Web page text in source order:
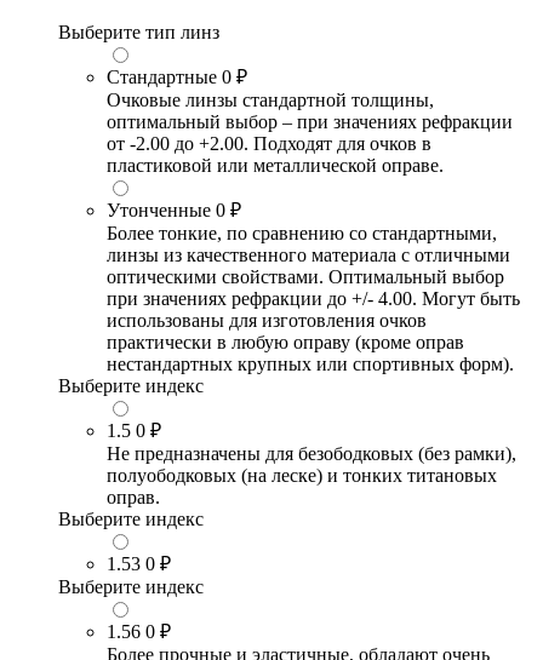
Выберите тип линз
Стандартные 0 ₽
Очковые линзы стандартной толщины,
оптимальный выбор – при значениях рефракции
от -2.00 до +2.00. Подходят для очков в
пластиковой или металлической оправе.
Утонченные 0 ₽
Более тонкие, по сравнению со стандартными,
линзы из качественного материала с отличными
оптическими свойствами. Оптимальный выбор
при значениях рефракции до +/- 4.00. Могут быть
использованы для изготовления очков
практически в любую оправу (кроме оправ
нестандартных крупных или спортивных форм).
Выберите индекс
1.5 0 ₽
Не предназначены для безободковых (без рамки),
полуободковых (на леске) и тонких титановых
оправ.
Выберите индекс
1.53 0 ₽
Выберите индекс
1.56 0 ₽
Более прочные и эластичные, обладают очень